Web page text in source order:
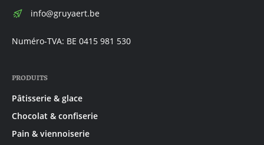
E-
info@gruyaert.be
Numéro-TVA: BE 0415 981 530
PRODUITS
Pâtisserie & glace
Chocolat & confiserie
Pain & viennoiserie